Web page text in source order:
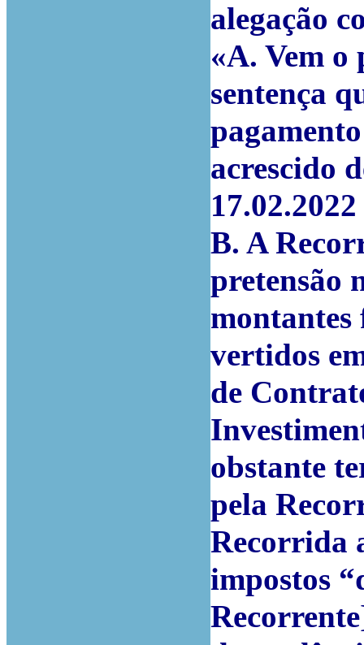
alegação
«A. Vem o
sentença
acrescido
B. A
pretensão
montantes
vertidos
de
obstante
pela
Recorrida
impostos